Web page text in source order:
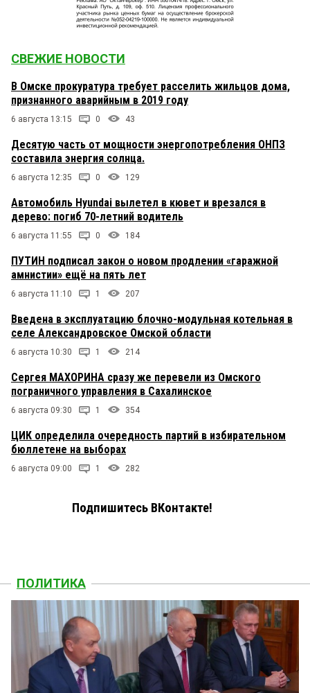
СВЕЖИЕ НОВОСТИ
В Омске прокуратура требует расселить жильцов дома,
признанного аварийным в 2019 году
6 августа 13:15 0 43
Десятую часть от мощности энергопотребления ОНПЗ
составила энергия солнца.
6 августа 12:35 0 129
Автомобиль Hyundai вылетел в кювет и врезался в
дерево: погиб 70-летний водитель
6 августа 11:55 0 184
ПУТИН подписал закон о новом продлении «гаражной
амнистии» ещё на пять лет
6 августа 11:10 1 207
Введена в эксплуатацию блочно-модульная котельная в
селе Александровское Омской области
6 августа 10:30 1 214
Сергея МАХОРИНА сразу же перевели из Омского
пограничного управления в Сахалинское
6 августа 09:30 1 354
ЦИК определила очередность партий в избирательном
бюллетене на выборах
6 августа 09:00 1 282
Подпишитесь ВКонтакте!
ПОЛИТИКА